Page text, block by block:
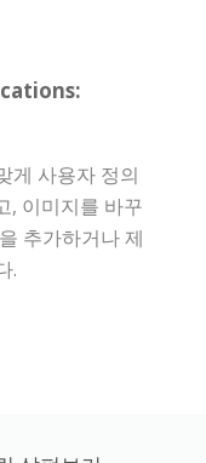
게 사용자 정의
, 이미지를 바꾸
추가하거나 제
.